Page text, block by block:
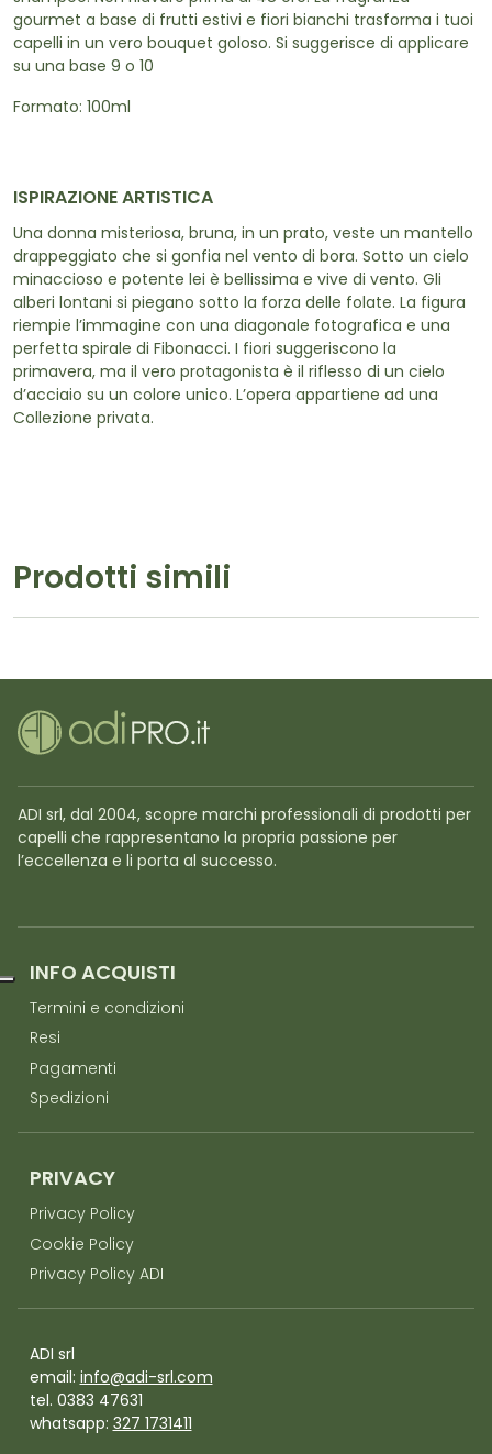
gourmet a base di frutti estivi e fiori bianchi trasforma i tuoi
capelli in un vero bouquet goloso. Si suggerisce di applicare
su una base 9 o 10
Formato: 100ml
ISPIRAZIONE ARTISTICA
Una donna misteriosa, bruna, in un prato, veste un mantello
drappeggiato che si gonfia nel vento di bora. Sotto un cielo
minaccioso e potente lei è bellissima e vive di vento. Gli
alberi lontani si piegano sotto la forza delle folate. La figura
riempie l’immagine con una diagonale fotografica e una
perfetta spirale di Fibonacci. I fiori suggeriscono la
primavera, ma il vero protagonista è il riflesso di un cielo
d’acciaio su un colore unico. L’opera appartiene ad una
Collezione privata.
Prodotti simili
ADI srl, dal 2004, scopre marchi professionali di prodotti per
capelli che rappresentano la propria passione per
l’eccellenza e li porta al successo.
INFO ACQUISTI
Termini e condizioni
Resi
Pagamenti
Spedizioni
PRIVACY
Privacy Policy
Cookie Policy
Privacy Policy ADI
ADI srl
email: info@adi-srl.com
tel. 0383 47631
whatsapp: 327 1731411